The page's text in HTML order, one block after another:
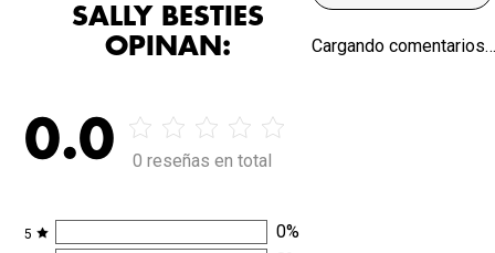
SALLY BESTIES
OPINAN:
0.0 0 reseñas en total
5 0%
Cargando